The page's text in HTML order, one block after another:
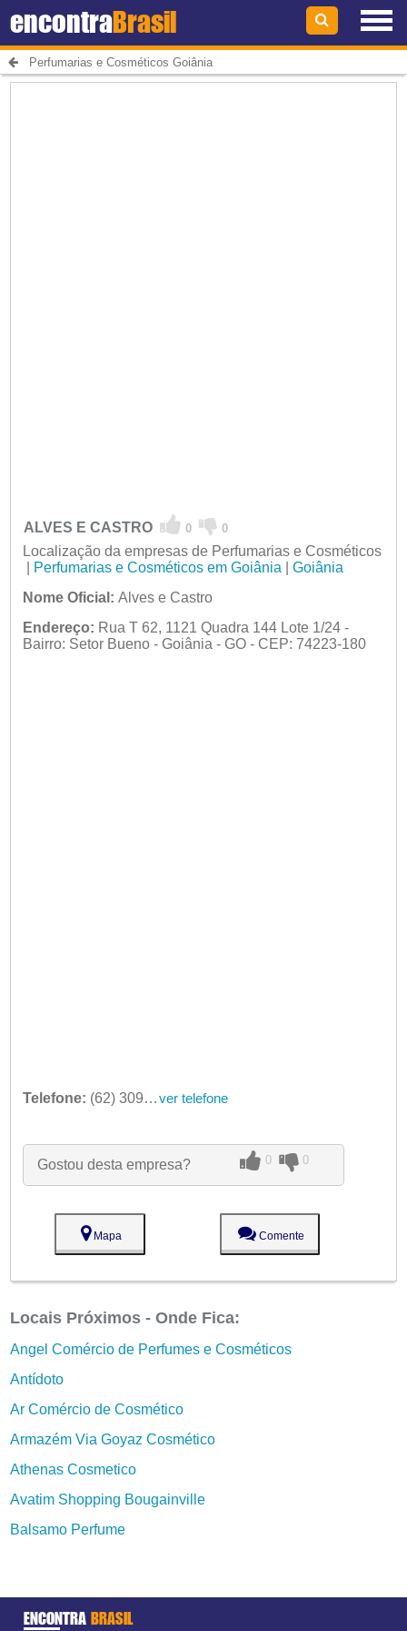
encontraBrasil
Perfumarias e Cosméticos Goiânia
ALVES E CASTRO 0 0
Localização da empresas de Perfumarias e Cosméticos
Perfumarias e Cosméticos em Goiânia
Goiânia
Nome Oficial: Alves e Castro
Endereço: Rua T 62, 1121 Quadra 144 Lote 1/24 -
Bairro: Setor Bueno - Goiânia - GO - CEP: 74223-180
Telefone: (62) 3091-1311 ver telefone
Gostou desta empresa? 0 0
Mapa Comente
Locais Próximos - Onde Fica:
Angel Comércio de Perfumes e Cosméticos
Antídoto
Ar Comércio de Cosmético
Armazém Via Goyaz Cosmético
Athenas Cosmetico
Avatim Shopping Bougainville
Balsamo Perfume
ENCONTRA BRASIL